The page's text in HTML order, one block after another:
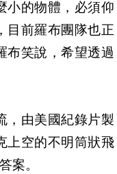
小的物體，必須仰
目前羅布團隊也正
布笑說，希望透過
，由美國紀錄片製
上空的不明筒狀飛
案。